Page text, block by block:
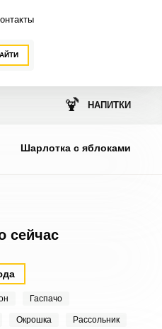
🍹 НАПИТКИ
Шарлотка с яблоками
сейчас
Гаспачо
Окрошка Рассольник